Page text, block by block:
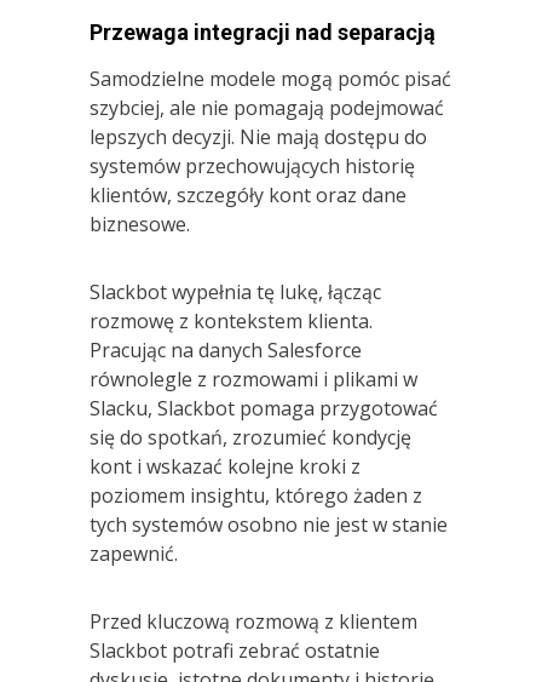
Przewaga integracji nad separacją
Samodzielne modele mogą pomóc pisać
szybciej, ale nie pomagają podejmować
lepszych decyzji. Nie mają dostępu do
systemów przechowujących historię
klientów, szczegóły kont oraz dane
biznesowe.
Slackbot wypełnia tę lukę, łącząc
rozmowę z kontekstem klienta.
Pracując na danych Salesforce
równolegle z rozmowami i plikami w
Slacku, Slackbot pomaga przygotować
się do spotkań, zrozumieć kondycję
kont i wskazać kolejne kroki z
poziomem insightu, którego żaden z
tych systemów osobno nie jest w stanie
zapewnić.
Przed kluczową rozmową z klientem
Slackbot potrafi zebrać ostatnie